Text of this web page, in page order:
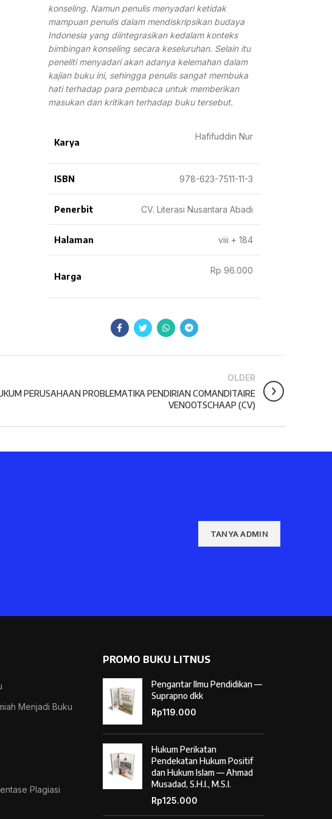
konseling. Namun penulis menyadari ketidak
mampuan penulis dalam mendiskripsikan budaya
Indonesia yang diintegrasikan kedalam konteks
bimbingan konseling secara keseluruhan. Selain itu
peneliti menyadari akan adanya kelemahan dalam
kajian buku ini, sehingga penulis sangat membuka
hati terhadap para pembaca untuk memberikan
masukan dan kritikan terhadap buku tersebut.
Karya
Hafifuddin Nur
ISBN 978-623-7511-11-3
Penerbit CV. Literasi Nusantara Abadi
Halaman viii + 184
Harga
Rp 96.000
OLDER
PERUSAHAAN PROBLEMATIKA PENDIRIAN COMANDITAIRE
VENOOTSCHAAP (CV)
TANYA ADMIN
Menjadi Buku
Plagiasi
PROMO BUKU LITNUS
Pengantar Ilmu Pendidikan —
Suprapno dkk
Rp119.000
Hukum Perikatan
Pendekatan Hukum Positif
dan Hukum Islam — Ahmad
Musadad, S.H.I., M.S.I.
Rp125.000